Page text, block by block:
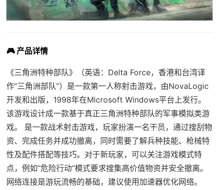
🎮 产品详情
《三角洲特种部队》（英语：Delta Force，香港和台湾译
作“三角洲部队”）是一款第一人称射击游戏，由NovaLogic
开发和出版，1998年在Microsoft Windows平台上发行。
该游戏设计成一款基于真正三角洲特种部队的军事模拟类游
戏。 是一款战术射击游戏，玩家扮演一名干员，通过搜刮物
资、完成任务并成功撤离，同时需要了解兵种技能、枪械特
性及配件搭配等技巧。对于新玩家，可以关注游戏模式特
点，例如“危险行动”模式要求搜集高价值物资并安全撤离。
网络连接是游玩流畅的基础，建议使用加速器优化网络。